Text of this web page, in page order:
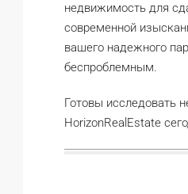
недвижимость для
современной
вашего надежного
беспроблемным.
Готовы исследовать
HorizonRealEstate